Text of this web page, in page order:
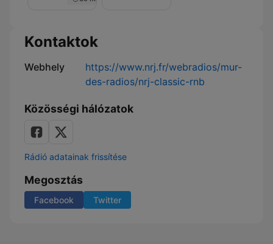
sur
NRJ
Kontaktok
Webhely
https://www.nrj.fr/webradios/mur-
des-radios/nrj-classic-rnb
Közösségi hálózatok
Rádió adatainak frissítése
Megosztás
Facebook Twitter